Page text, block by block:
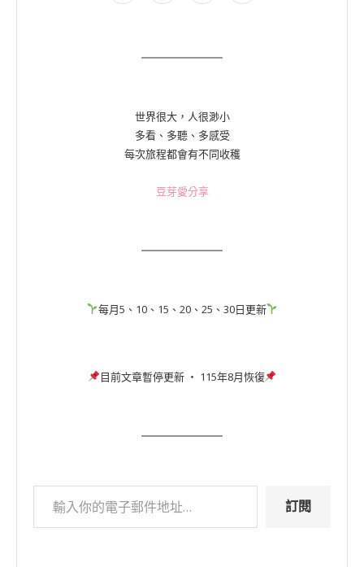
世界很大，人很渺小
多看、多聽、多感受
每次旅程都會有不同收穫
豆芽愛分享
每月5、10、15、20、25、30日更新
目前文章暫停更新 ‧ 115年8月恢復
訂閱